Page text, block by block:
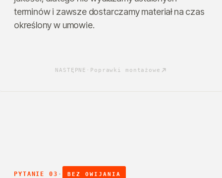
terminów i zawsze dostarczamy materiał na czas
określony w umowie.
NASTĘPNE · Poprawki montażowe
PYTANIE 03 · BEZ OWIJANIA